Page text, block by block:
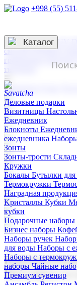
+998 (55)
3D гравировка
смолой (Doming)
гравировка твердая
тиснение
☰
Контакты
Каталог
Деловые подарки
Визитницы
Ежедневник
Блокноты
ежедневника
Зонты
Зонты-трости
Кружки
Бокалы Бутылки
Термокружки
Наградная
Kристаллы Кубки
кубки
Подарочные наборы
Бизнес наборы
Наборы ручек
для воды Наборы с
Наборы с
наборы Чайные
Премиум сувенир
Поставка со